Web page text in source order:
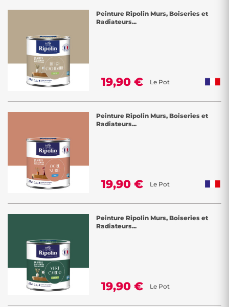
Peinture Ripolin Murs, Boiseries et
Radiateurs...
19,90 € Le Pot
Peinture Ripolin Murs, Boiseries et
Radiateurs...
19,90 € Le Pot
Peinture Ripolin Murs, Boiseries et
Radiateurs...
19,90 € Le Pot